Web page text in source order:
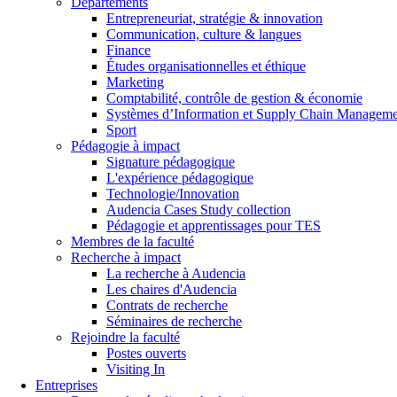
Entrepreneuriat, stratégie & innovation
Communication, culture & langues
Finance
Études organisationnelles et éthique
Marketing
Comptabilité, contrôle de gestion & économie
Systèmes d’Information et Supply Chain
Sport
Pédagogie à impact
Signature pédagogique
L'expérience pédagogique
Technologie/Innovation
Audencia Cases Study collection
Pédagogie et apprentissages pour TES
Membres de la faculté
Recherche à impact
La recherche à Audencia
Les chaires d'Audencia
Contrats de recherche
Séminaires de recherche
Rejoindre la faculté
Postes ouverts
Visiting In
Entreprises